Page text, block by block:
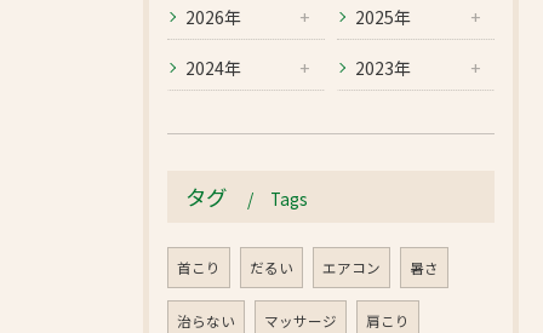
2026年 2025年
2024年 2023年
タグ Tags
首こり だるい エアコン 暑さ
治らない マッサージ 肩こり